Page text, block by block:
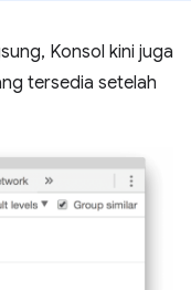
Konsol kini juga
tersedia setelah